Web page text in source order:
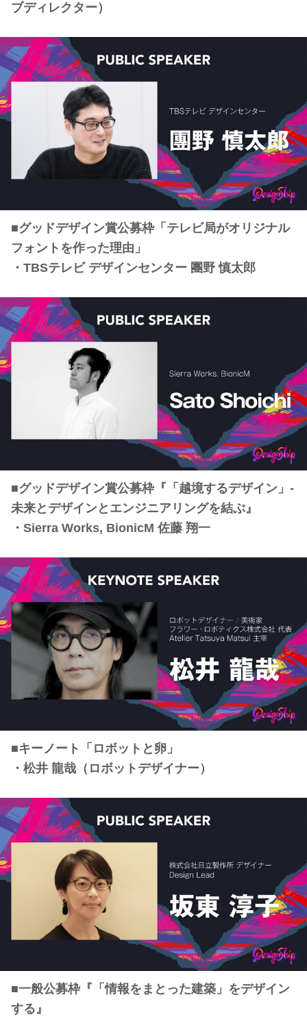
ブディレクター）
■グッドデザイン賞公募枠「テレビ局がオリジナル
フォントを作った理由」
・TBSテレビ デザインセンター 團野 慎太郎
■グッドデザイン賞公募枠『「越境するデザイン」-
未来とデザインとエンジニアリングを結ぶ』
・Sierra Works, BionicM 佐藤 翔一
■キーノート「ロボットと卵」
・松井 龍哉（ロボットデザイナー）
■一般公募枠『「情報をまとった建築」をデザイン
する』